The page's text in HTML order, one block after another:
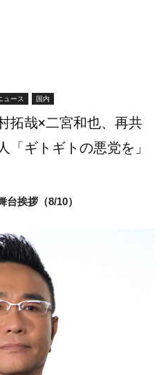
ュース 国内
拓哉×二宮和也、再共
「ギトギトの悪党を」
台挨拶（8/10）